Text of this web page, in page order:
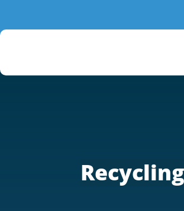
Recycling